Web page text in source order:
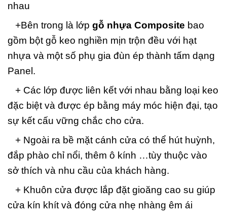
nhau
+Bên trong là lớp gỗ nhựa Composite bao
gồm bột gỗ keo nghiền mịn trộn đều với hạt
nhựa và một số phụ gia đùn ép thành tấm dạng
Panel.
+ Các lớp được liên kết với nhau bằng loại keo
đặc biệt và được ép bằng máy móc hiện đại, tạo
sự kết cấu vững chắc cho cửa.
+ Ngoài ra bề mặt cánh cửa có thể hút huỳnh,
đắp phào chỉ nổi, thêm ô kính …tùy thuộc vào
sở thích và nhu cầu của khách hàng.
+ Khuôn cửa được lắp đặt gioăng cao su giúp
cửa kín khít và đóng cửa nhẹ nhàng êm ái